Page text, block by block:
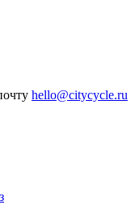
hello@citycycle.ru